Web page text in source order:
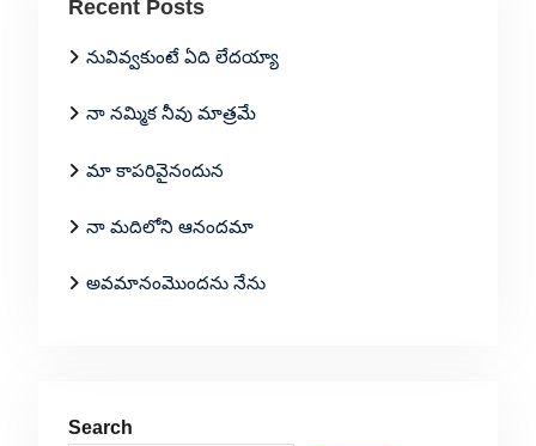
Recent Posts
నువివ్వకుంటే ఏది లేదయ్యా
నా నమ్మిక నీవు మాత్రమే
మా కాపరివైనందున
నా మదిలోని ఆనందమా
అవమానంమొందను నేను
Search